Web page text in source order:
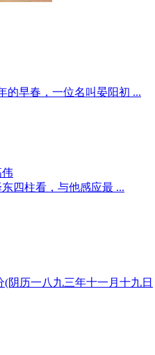
早春，一位名叫晏阳初 ...
伟
四柱看，与他感应最 ...
(阴历一八九三年十一月十九日